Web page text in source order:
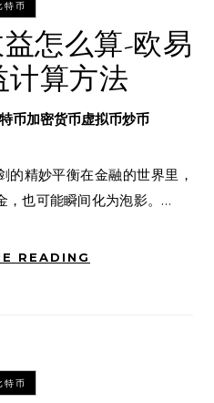
特币
怎么算-欧易
计算方法
币加密货币虚拟币炒币
，也可能瞬间化为泡影。…
READING
特币